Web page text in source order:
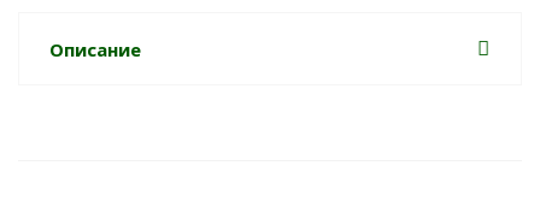
Описание